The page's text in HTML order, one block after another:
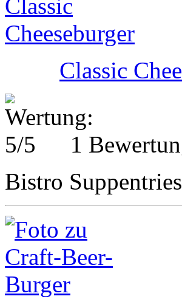
Classic
1
Bistro